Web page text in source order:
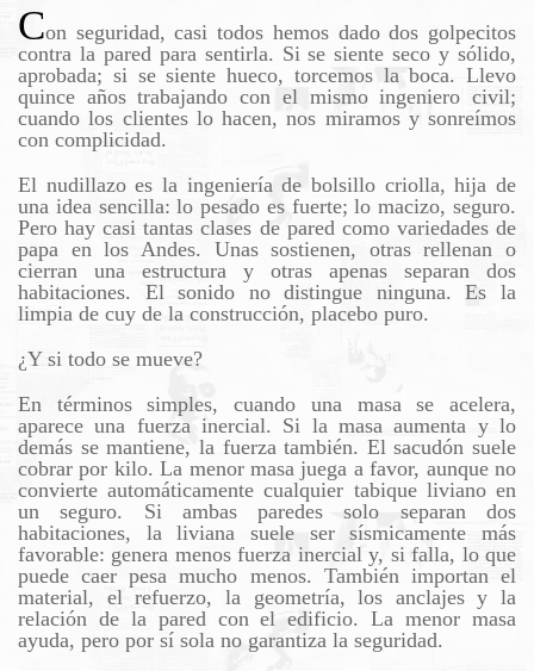
Con seguridad, casi todos hemos dado dos golpecitos
contra la pared para sentirla. Si se siente seco y sólido,
aprobada; si se siente hueco, torcemos la boca. Llevo
quince años trabajando con el mismo ingeniero civil;
cuando los clientes lo hacen, nos miramos y sonreímos
con complicidad.
El nudillazo es la ingeniería de bolsillo criolla, hija de
una idea sencilla: lo pesado es fuerte; lo macizo, seguro.
Pero hay casi tantas clases de pared como variedades de
papa en los Andes. Unas sostienen, otras rellenan o
cierran una estructura y otras apenas separan dos
habitaciones. El sonido no distingue ninguna. Es la
limpia de cuy de la construcción, placebo puro.
¿Y si todo se mueve?
En términos simples, cuando una masa se acelera,
aparece una fuerza inercial. Si la masa aumenta y lo
demás se mantiene, la fuerza también. El sacudón suele
cobrar por kilo. La menor masa juega a favor, aunque no
convierte automáticamente cualquier tabique liviano en
un seguro. Si ambas paredes solo separan dos
habitaciones, la liviana suele ser sísmicamente más
favorable: genera menos fuerza inercial y, si falla, lo que
puede caer pesa mucho menos. También importan el
material, el refuerzo, la geometría, los anclajes y la
relación de la pared con el edificio. La menor masa
ayuda, pero por sí sola no garantiza la seguridad.